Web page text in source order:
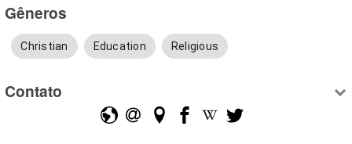
Gêneros
Christian Education Religious
Contato